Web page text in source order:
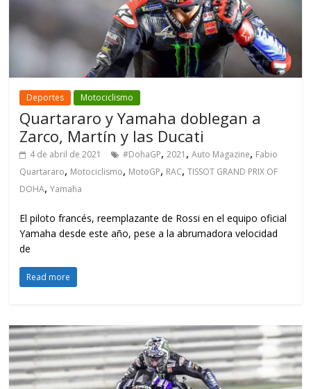
Deportes Motociclismo
Quartararo y Yamaha doblegan a
Zarco, Martín y las Ducati
4 de abril de 2021 #DohaGP,2021 ,Auto Magazine, Fabio
Quartararo, Motociclismo, MotoGP, RAC,TISSOT GRAND PRIX OF
DOHA,Yamaha
El piloto francés, reemplazante de Rossi en el equipo oficial
Yamaha desde este año, pese a la abrumadora velocidad
de
Read more